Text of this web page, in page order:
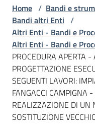
L'Agenzia
Bandi
e
strumenti
Home / Bandi e
Bandi altri Enti /
Altri Enti - Bandi e
Altri Enti - Bandi e
PROCEDURA APERTA -
PROGETTAZIONE
SEGUENTI LAVORI:
FANGACCI CAMPIGNA
REALIZZAZIONE DI UN
SOSTITUZIONE